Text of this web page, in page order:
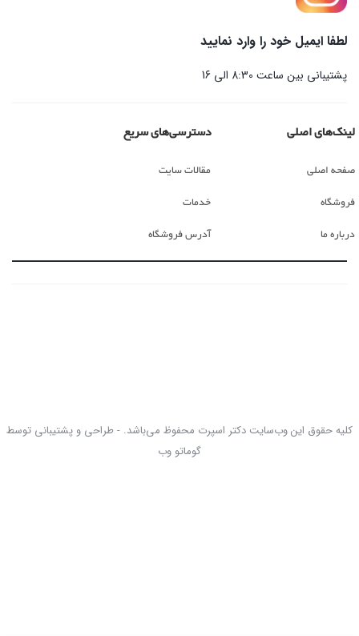
لطفا ایمیل خود را وارد نمایید
پشتیبانی بین ساعت 8:30 الی 16
لینک‌های اصلی
صفحه اصلی
فروشگاه
درباره ما
دسترسی‌های سریع
مقالات سایت
خدمات
آدرس فروشگاه
کلیه حقوق این وب‌سایت دکتر اسپرت محفوظ می‌باشد. - طراحی و پشتیبانی توسط
گوماتو وب